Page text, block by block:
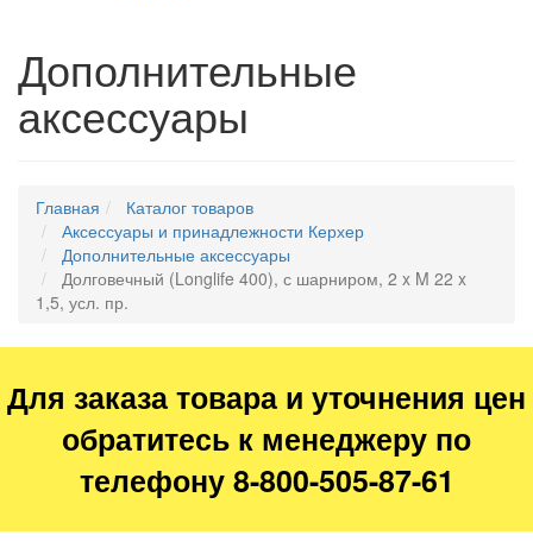
Дополнительные
аксессуары
Главная
Каталог товаров
Аксессуары и принадлежности Керхер
Дополнительные аксессуары
Долговечный (Longlife 400), с шарниром, 2 x M 22 x
1,5, усл. пр.
Для заказа товара и уточнения цен
обратитесь к менеджеру по
телефону 8-800-505-87-61